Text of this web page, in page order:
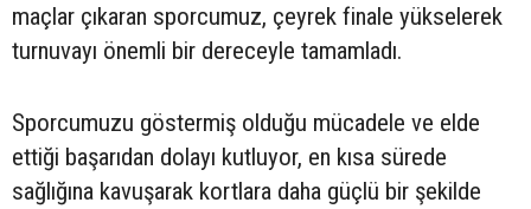
maçlar çıkaran sporcumuz, çeyrek finale yükselerek
turnuvayı önemli bir dereceyle tamamladı.
Sporcumuzu göstermiş olduğu mücadele ve elde
ettiği başarıdan dolayı kutluyor, en kısa sürede
sağlığına kavuşarak kortlara daha güçlü bir şekilde